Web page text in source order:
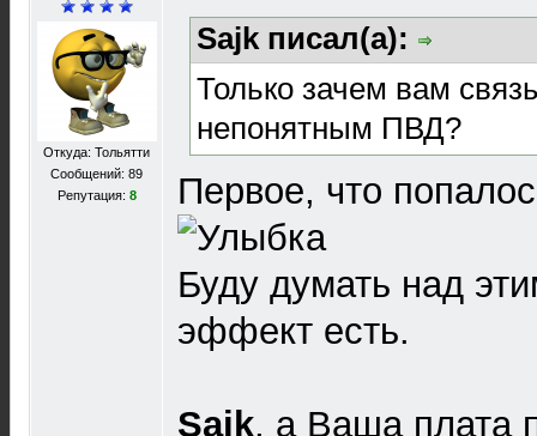
Откуда: Тольятти
Сообщений: 89
Репутация: 8
Sajk писал(а):
Только зачем вам
непонятным ПВД?
Первое, что
Буду думать над
эффект есть.
Sajk, а Ваша плата